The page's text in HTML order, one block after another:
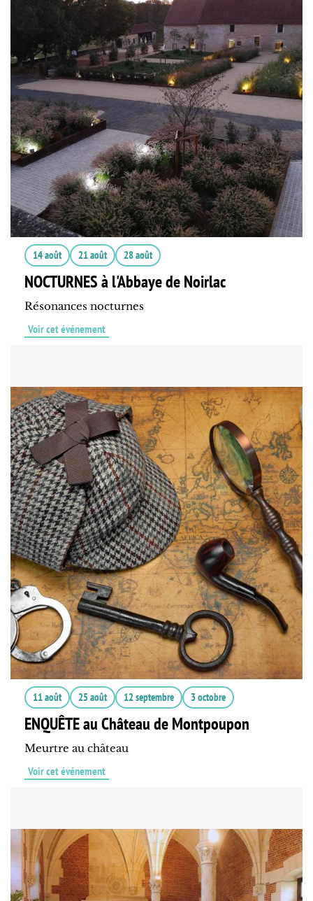
14 août 21 août 28 août
NOCTURNES à l'Abbaye de Noirlac
Résonances nocturnes
Voir cet événement
11 août 25 août 12 septembre 3 octobre
ENQUÊTE au Château de Montpoupon
Meurtre au château
Voir cet événement